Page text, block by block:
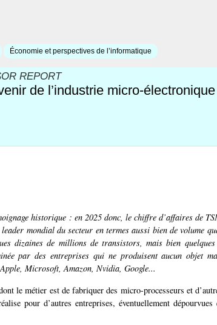
Économie et perspectives de l’informatique
REPORT
de l’industrie micro-
historique : en 2025 donc, le chiffre d’affaires de
mondial du secteur en termes aussi bien de volume
dizaines de millions de transistors, mais bien
par des entreprises qui ne produisent aucun objet
Microsoft, Amazon, Nvidia, Google...
le métier est de fabriquer des micro-processeurs et
pour d’autres entreprises, éventuellement